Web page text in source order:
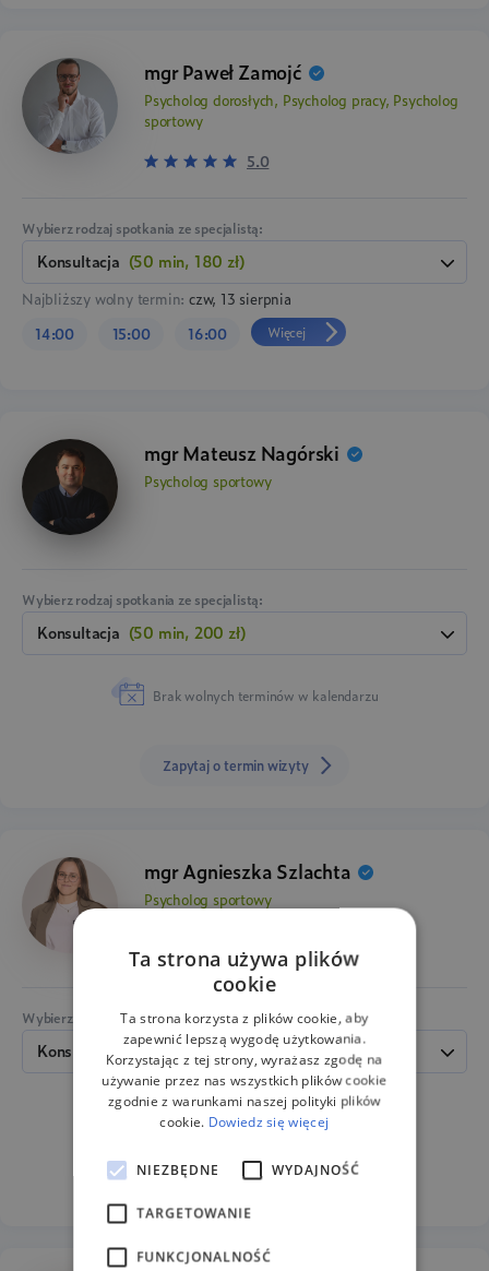
mgr Paweł Zamojć
Psycholog dorosłych, Psycholog pracy, Psycholog
sportowy
5.0
Wybierz rodzaj spotkania ze specjalistą:
konsultacja (50 min, 180 zł)
Najbliższy wolny termin:czw, 13 sierpnia
14:00
15:00 16:00 Więcej
mgr Mateusz Nagórski
Psycholog sportowy
Wybierz rodzaj spotkania ze specjalistą:
konsultacja (50 min, 200 zł)
Brak wolnych terminów w kalendarzu
Zapytaj o termin wizyty
mgr Agnieszka Szlachta
Psycholog sportowy
Wybierz rodzaj spotkania ze specjalistą:
konsultacja (50 min, 150 zł)
Brak wolnych terminów w kalendarzu
Zapytaj o termin wizyty
Ta strona używa plików
cookie
Ta strona korzysta z plików cookie, aby
zapewnić lepszą wygodę użytkowania.
Korzystając z tej strony, wyrażasz zgodę na
używanie przez nas wszystkich plików cookie
zgodnie z warunkami naszej polityki plików
cookie. Dowiedz się więcej
NIEZBĘDNE WYDAJNOŚĆ
TARGETOWANIE
FUNKCJONALNOŚĆ